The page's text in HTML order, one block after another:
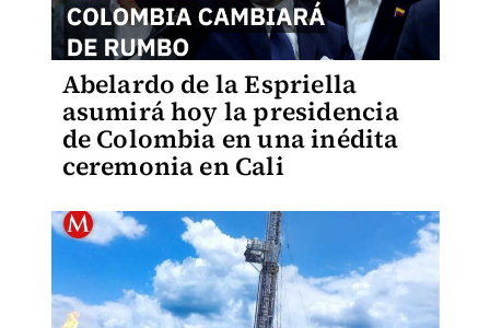
Abelardo de la Espriella
asumirá hoy la presidencia
de Colombia en una inédita
ceremonia en Cali